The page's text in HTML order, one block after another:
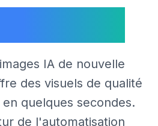
IA de nouvelle
des visuels de qualité
quelques secondes.
de l'automatisation